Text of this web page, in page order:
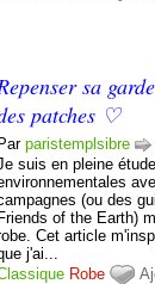
sa
patches ♡
paristemplsibre
suis en pleine
(ou des
of the Earth)
Cet article
j'ai...
Robe